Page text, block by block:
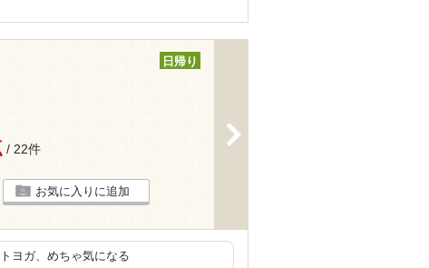
日帰り
/ 22件
お気に入りに追加
ヨガ、めちゃ気になる